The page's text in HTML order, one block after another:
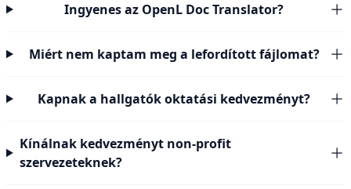
Ingyenes az OpenL Doc Translator?
Miért nem kaptam meg a lefordított fájlomat?
Kapnak a hallgatók oktatási kedvezményt?
Kínálnak kedvezményt non-profit
szervezeteknek?